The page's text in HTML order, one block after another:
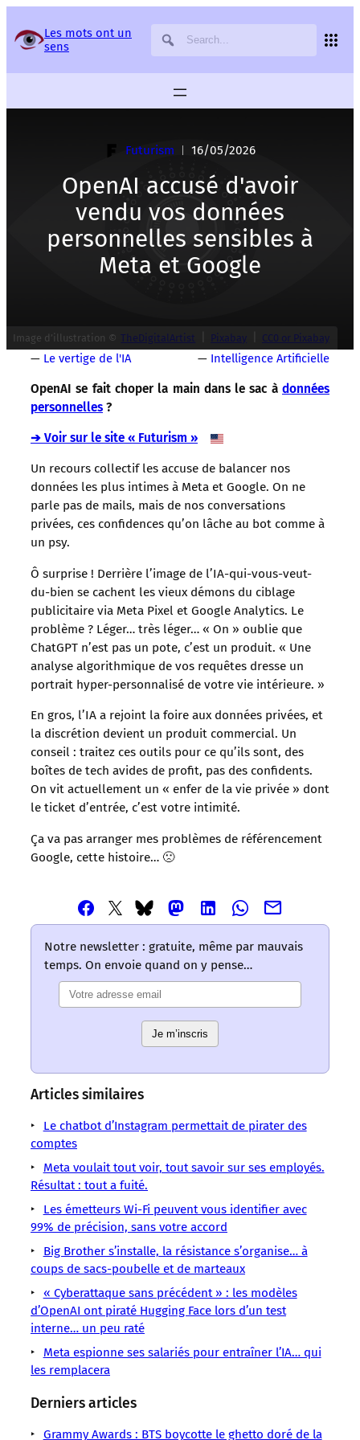
Les mots ont un
sens
Futurism 16/05/2026
OpenAI accusé d'avoir
vendu vos données
personnelles sensibles à
Meta et Google
Image d’illustration © TheDigitalArtist Pixabay CC0 or Pixabay
— Le vertige de l'IA — Intelligence Artificielle
OpenAI se fait choper la main dans le sac à données
personnelles ?
➔ Voir sur le site « Futurism »
Un recours collectif les accuse de balancer nos
données les plus intimes à Meta et Google. On ne
parle pas de mails, mais de nos conversations
privées, ces confidences qu’on lâche au bot comme à
un psy.
Ô surprise ! Derrière l’image de l’IA-qui-vous-veut-
du-bien se cachent les vieux démons du ciblage
publicitaire via Meta Pixel et Google Analytics. Le
problème ? Léger… très léger… « On » oublie que
ChatGPT n’est pas un pote, c’est un produit. « Une
analyse algorithmique de vos requêtes dresse un
portrait hyper-personnalisé de votre vie intérieure. »
En gros, l’IA a rejoint la foire aux données privées, et
la discrétion devient un produit commercial. Un
conseil : traitez ces outils pour ce qu’ils sont, des
boîtes de tech avides de profit, pas des confidents.
On vit actuellement un « enfer de la vie privée » dont
le ticket d’entrée, c’est votre intimité.
Ça va pas arranger mes problèmes de référencement
Google, cette histoire… 🙁
Partager
cet
article
–
Les
sens
LMOUS
–
Capitalisme
ChatGPT
Données
Partager
cet
article
via
Twitter
–
un
sens
LMOUS
personnelles
Données
sensibles
États-
Partager
cet
article
via
Bluesky
–
Les
mots
un
sens
LMOUS
Google
IA
Informatique
Intelligence
Partager
cet
article
via
Mastodon
Les
mots
ont
LMOUS
Internet
Technologie
Vie
privée
Partager
cet
article
Linkedin
Les
mots
ont
LMOUS
OpenAI
choper
la
main
dans
le
sac à
Partager
cet
via
Les
LMOUS
personnelles ?
recours
Partager
cet
article
Les
LMOUS
accuse
balancer
données
Notre newsletter : gratuite, même par mauvais
temps. On envoie quand on y pense…
Je m’inscris
Articles similaires
Le chatbot d’Instagram permettait de pirater des
comptes
Meta voulait tout voir, tout savoir sur ses employés.
Résultat : tout a fuité.
Les émetteurs Wi-Fi peuvent vous identifier avec
99% de précision, sans votre accord
Big Brother s’installe, la résistance s’organise… à
coups de sacs-poubelle et de marteaux
« Cyberattaque sans précédent » : les modèles
d’OpenAI ont piraté Hugging Face lors d’un test
interne… un peu raté
Meta espionne ses salariés pour entraîner l’IA… qui
les remplacera
Derniers articles
Grammy Awards : BTS boycotte le ghetto doré de la
Panneau de gestion des services